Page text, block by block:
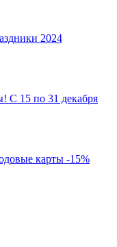
2024
15 по 31 декабря
карты -15%